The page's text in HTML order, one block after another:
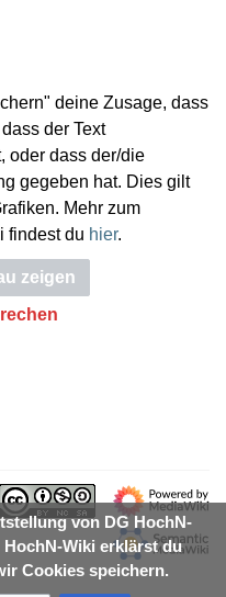
deine Zusage, dass
der Text
oder dass der/die
gegeben hat. Dies gilt
Mehr zum
findest du hier.
zeigen
von DG HochN-
Wiki erklärst du
Cookies speichern.